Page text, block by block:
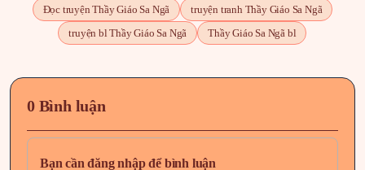
Đọc truyện Thầy Giáo Sa Ngã
truyện tranh Thầy Giáo Sa Ngã
truyện bl Thầy Giáo Sa Ngã
Thầy Giáo Sa Ngã bl
0 Bình luận
Bạn cần đăng nhập để bình luận